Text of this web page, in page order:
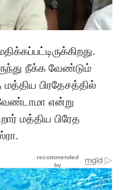
நீக்க வேண்டும்
பிரதேசத்தில்
என்று
மத்திய பிரேத